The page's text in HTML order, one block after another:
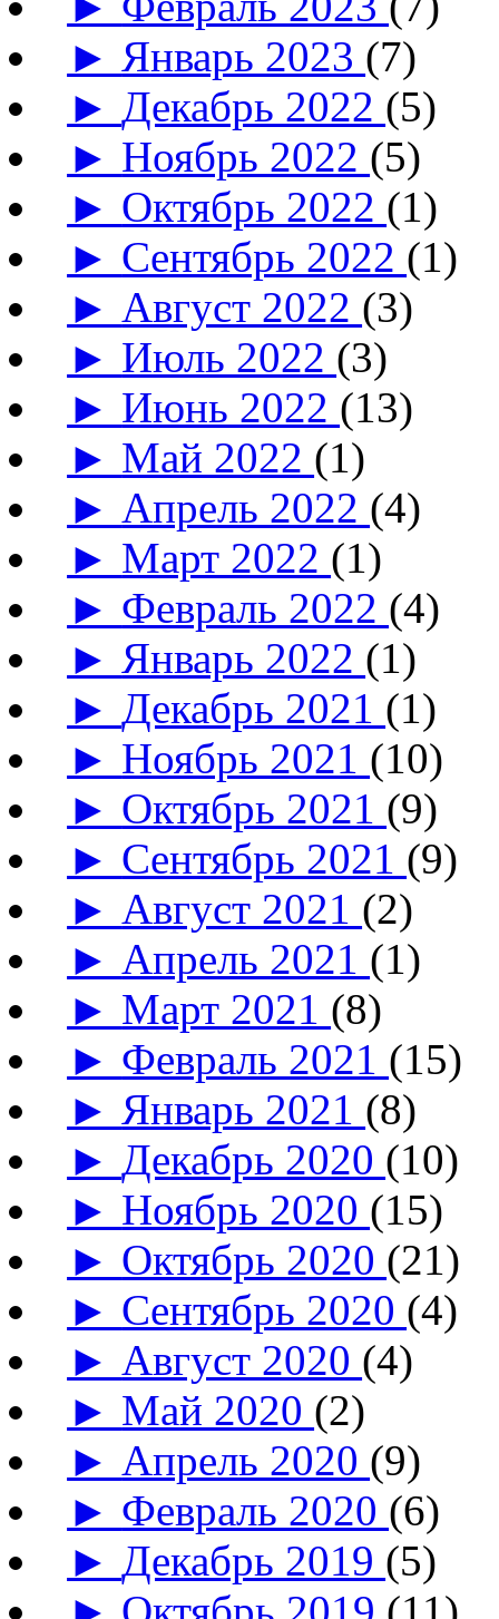
► Январь 2023 (7)
►Декабрь 2022 (5)
► Ноябрь 2022 (5)
► Октябрь 2022 (1)
► Сентябрь 2022 (1)
► Август 2022 (3)
► Июль 2022 (3)
► Июнь 2022 (13)
► Май 2022 (1)
► Апрель 2022 (4)
► Март 2022 (1)
► Февраль 2022 (4)
► Январь 2022 (1)
►Декабрь 2021 (1)
► Ноябрь 2021 (10)
► Октябрь 2021 (9)
► Сентябрь 2021 (9)
► Август 2021 (2)
► Апрель 2021 (1)
► Март 2021 (8)
► Февраль 2021 (15)
► Январь 2021 (8)
►Декабрь 2020 (10)
► Ноябрь 2020 (15)
► Октябрь 2020 (21)
► Сентябрь 2020 (4)
► Август 2020 (4)
► Май 2020 (2)
► Апрель 2020 (9)
► Февраль 2020 (6)
►Декабрь 2019 (5)